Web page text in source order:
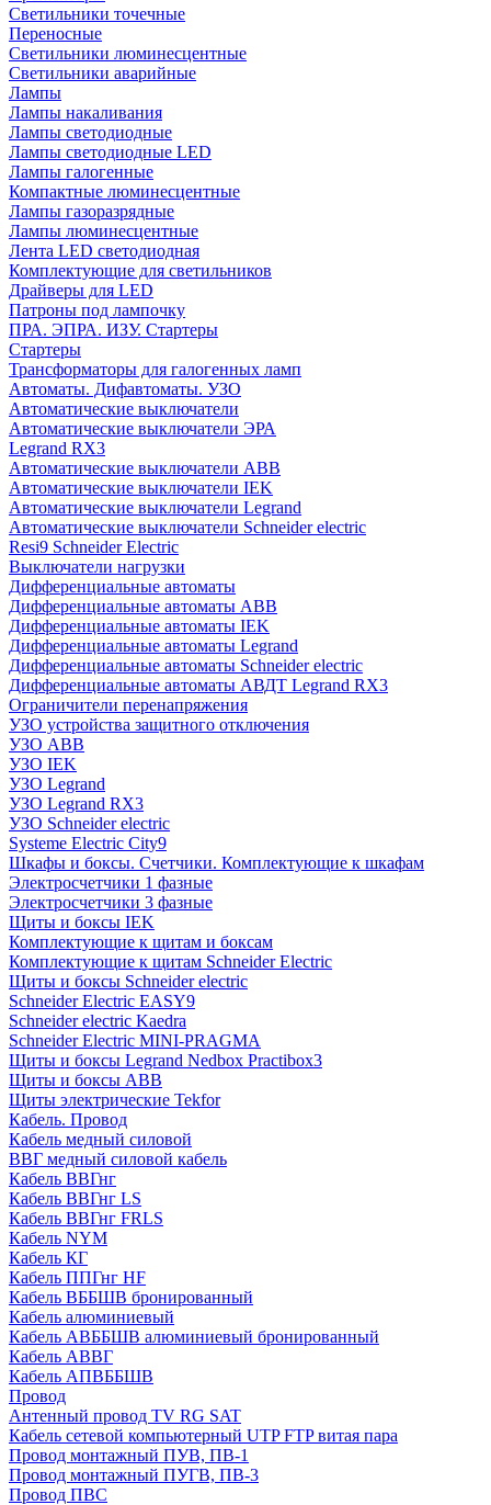
Cветильники точечные
Переносные
Светильники люминесцентные
Светильники аварийные
Лампы
Лампы накаливания
Лампы светодиодные
Лампы светодиодные LED
Лампы галогенные
Компактные люминесцентные
Лампы газоразрядные
Лампы люминесцентные
Лента LED светодиодная
Комплектующие для светильников
Драйверы для LED
Патроны под лампочку
ПРА. ЭПРА. ИЗУ. Стартеры
Стартеры
Трансформаторы для галогенных ламп
Автоматы. Дифавтоматы. УЗО
Автоматические выключатели
Автоматические выключатели ЭРА
Legrand RX3
Автоматические выключатели ABB
Автоматические выключатели IEK
Автоматические выключатели Legrand
Автоматические выключатели Schneider electric
Resi9 Schneider Electric
Выключатели нагрузки
Дифференциальные автоматы
Дифференциальные автоматы ABB
Дифференциальные автоматы IEK
Дифференциальные автоматы Legrand
Дифференциальные автоматы Schneider electric
Дифференциальные автоматы АВДТ Legrand RX3
Ограничители перенапряжения
УЗО устройства защитного отключения
УЗО ABB
УЗО IEK
УЗО Legrand
УЗО Legrand RX3
УЗО Schneider electric
Systeme Electric City9
Шкафы и боксы. Счетчики. Комплектующие к шкафам
Электросчетчики 1 фазные
Электросчетчики 3 фазные
Щиты и боксы IEK
Комплектующие к щитам и боксам
Комплектующие к щитам Schneider Electric
Щиты и боксы Schneider electric
Schneider Electric EASY9
Schneider electric Kaedra
Schneider Electric MINI-PRAGMA
Щиты и боксы Legrand Nedbox Practibox3
Щиты и боксы ABB
Щиты электрические Tekfor
Кабель. Провод
Кабель медный силовой
ВВГ медный силовой кабель
Кабель ВВГнг
Кабель ВВГнг LS
Кабель ВВГнг FRLS
Кабель NYM
Кабель КГ
Кабель ППГнг HF
Кабель ВББШВ бронированный
Кабель алюминиевый
Кабель АВББШВ алюминиевый бронированный
Кабель АВВГ
Кабель АПВББШВ
Провод
Антенный провод TV RG SAT
Кабель сетевой компьютерный UTP FTP витая пара
Провод монтажный ПУВ, ПВ-1
Провод монтажный ПУГВ, ПВ-3
Провод ПВС